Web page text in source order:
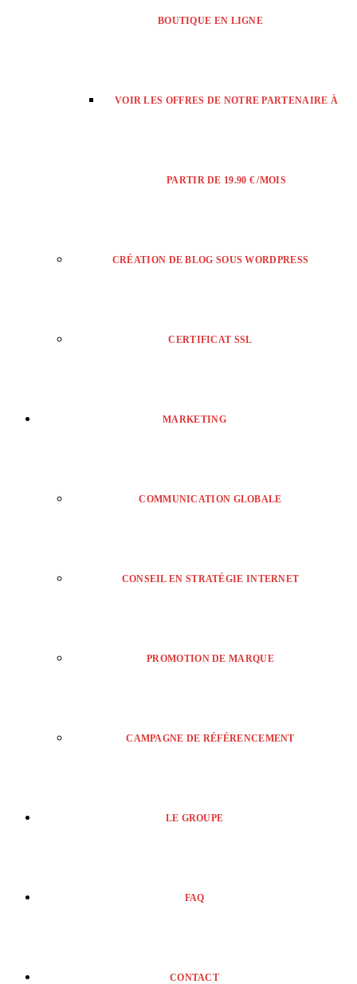
BOUTIQUE EN LIGNE
VOIR LES OFFRES DE NOTRE PARTENAIRE À
PARTIR DE 19.90 € /MOIS
CRÉATION DE BLOG SOUS WORDPRESS
CERTIFICAT SSL
MARKETING
COMMUNICATION GLOBALE
CONSEIL EN STRATÉGIE INTERNET
PROMOTION DE MARQUE
CAMPAGNE DE RÉFÉRENCEMENT
LE GROUPE
FAQ
CONTACT